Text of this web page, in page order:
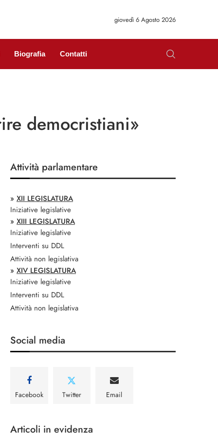
giovedì 6 Agosto 2026
Biografia Contatti
democristiani»
Attività parlamentare
» XII LEGISLATURA
Iniziative legislative
» XIII LEGISLATURA
Iniziative legislative
Interventi su DDL
Attività non legislativa
» XIV LEGISLATURA
Iniziative legislative
Interventi su DDL
Attività non legislativa
Social media
Facebook Twitter Email
Articoli in evidenza